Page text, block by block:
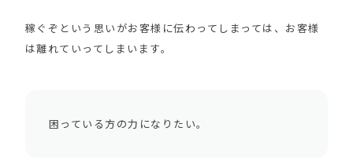
稼ぐぞという思いがお客様に伝わってしまっては、お客様
は離れていってしまいます。
困っている方の力になりたい。